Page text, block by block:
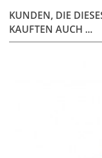
KUNDEN, DIE
KAUFTEN AUCH ...